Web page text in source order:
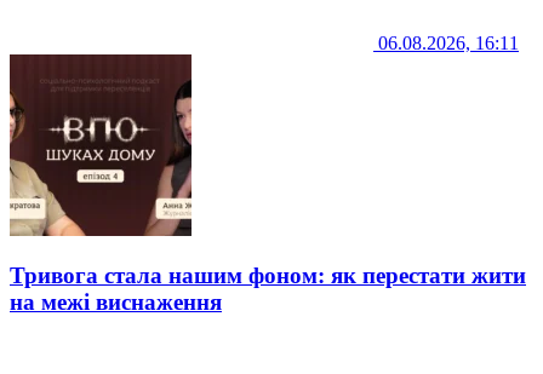
06.08.2026, 16:11
Тривога стала нашим фоном: як перестати жити
на межі виснаження